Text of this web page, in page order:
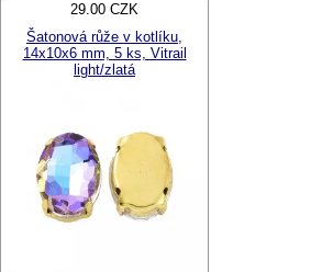
29.00 CZK
Šatonová růže v kotlíku,
14x10x6 mm, 5 ks, Vitrail
light/zlatá